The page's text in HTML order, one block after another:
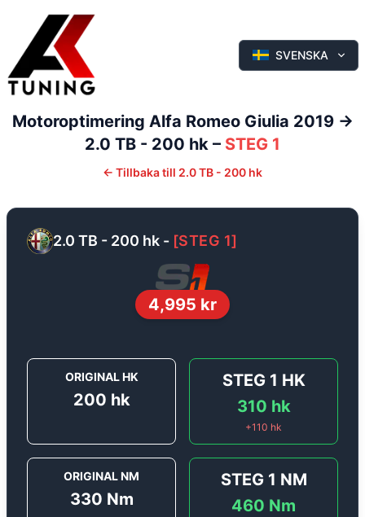
SVENSKA
Motoroptimering Alfa Romeo Giulia 2019 ->
2.0 TB - 200 hk – STEG 1
← Tillbaka till 2.0 TB - 200 hk
2.0 TB - 200 hk - [STEG 1]
4,995 kr
ORIGINAL HK
200 hk
STEG 1 HK
310 hk
+110 hk
ORIGINAL NM
330 Nm
STEG 1 NM
460 Nm